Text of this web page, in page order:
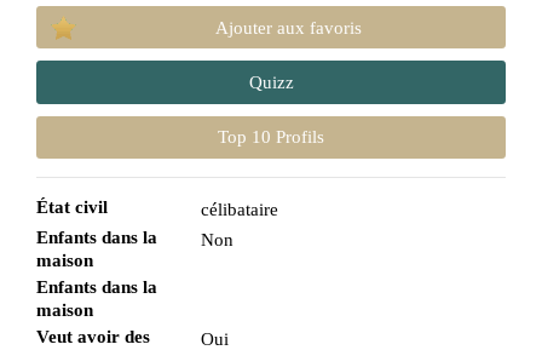
Ajouter aux favoris
Quizz
Top 10 Profils
État civil
célibataire
Enfants dans la
maison
Non
Enfants dans la
maison
Veut avoir des
Oui